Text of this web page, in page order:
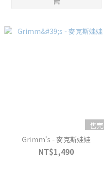
售完
Grimm's - 麥克斯娃娃
NT$1,490